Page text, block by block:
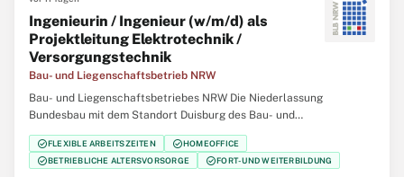
Ingenieurin / Ingenieur (w/m/d) als
Projektleitung Elektrotechnik /
Versorgungstechnik
Bau- und Liegenschaftsbetrieb NRW
Bau- und Liegenschaftsbetriebes NRW Die Niederlassung
Bundesbau mit dem Standort Duisburg des Bau- und
Liegenschaftsbetriebes des Landes Nordrhein‑Westfalen (BLB
NRW) sucht zum nächstmöglichen Zeitpunkt eine/einen Ingenieurin
/ Ingenieur (w/m/d) als Projektleitung Elektrotechnik /
check_circleFLEXIBLE ARBEITSZEITEN check_circleHOMEOFFICE
check_circleBETRIEBLICHE ALTERSVORSORGE check_circleFORT- UND WEITERBILDUNG